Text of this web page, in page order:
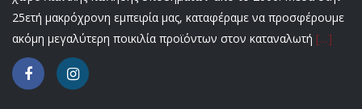
25ετή μακρόχρονη εμπειρία μας, καταφέραμε να προσφέρουμε
ακόμη μεγαλύτερη ποικιλία προϊόντων στον καταναλωτή […]